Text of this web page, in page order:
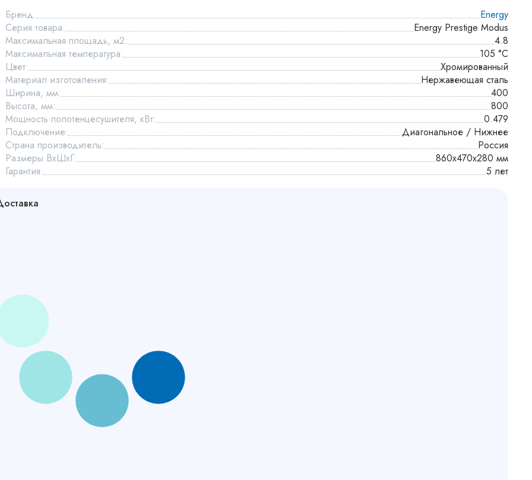
Бренд:
Energy
Серия товара:
Energy Prestige Modus
Максимальная площадь, м2:
4.8
Максимальная температура:
105 °С
Цвет:
Хромированный
Материал изготовления:
Нержавеющая сталь
Ширина, мм:
400
Высота, мм:
800
Мощность полотенцесушителя, кВт:
0.479
Подключение:
Диагональное / Нижнее
Страна производитель:
Россия
Размеры ВхШхГ:
860x470x280 мм
Гарантия:
5 лет